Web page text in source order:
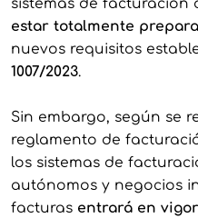
sistemas de facturación
estar totalmente
nuevos requisitos
1007/2023.
Sin embargo, según se
reglamento de
los sistemas de
autónomos y negocios
facturas entrará en